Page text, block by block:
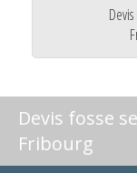
Devis fosse
Fribourg